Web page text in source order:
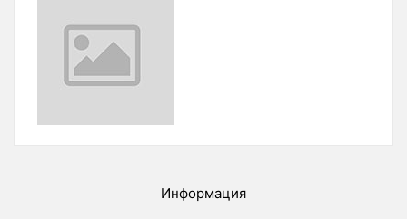
Информация